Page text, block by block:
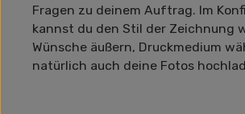
Fragen zu deinem Auftrag. Im
kannst du den Stil der Zeichnung
Wünsche äußern, Druckmedium
natürlich auch deine Fotos